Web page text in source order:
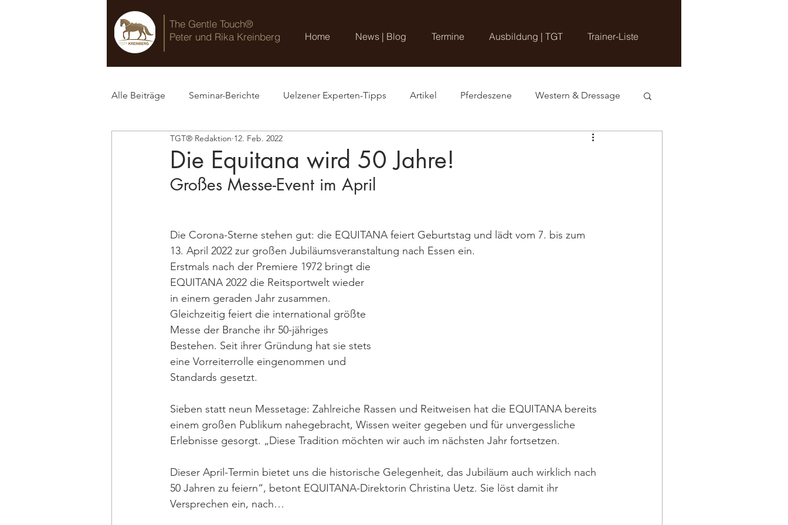
The Gentle Touch®
Peter und Rika Kreinberg
Home News | Blog Termine Ausbildung | TGT Trainer-Liste
Alle Beiträge Seminar-Berichte Uelzener Experten-Tipps Artikel Pferdeszene Western & Dressage
TGT® Blog
Die Equitana wird 50 Jahre!
TGT® Redaktion 12. Feb. 2022
Großes Messe-Event im April
Die Corona-Sterne stehen gut: die EQUITANA feiert Geburtstag und lädt vom 7. bis zum
13. April 2022 zur großen Jubiläumsveranstaltung nach Essen ein.
Erstmals nach der Premiere 1972 bringt die
EQUITANA 2022 die Reitsportwelt wieder
in einem geraden Jahr zusammen.
Gleichzeitig feiert die international größte
Messe der Branche ihr 50-jähriges
Bestehen. Seit ihrer Gründung hat sie stets
eine Vorreiterrolle eingenommen und
Standards gesetzt.
Sieben statt neun Messetage: Zahlreiche Rassen und Reitweisen hat die EQUITANA bereits
einem großen Publikum nahegebracht, Wissen weiter gegeben und für unvergessliche
Erlebnisse gesorgt. „Diese Tradition möchten wir auch im nächsten Jahr fortsetzen.
Dieser April-Termin bietet uns die historische Gelegenheit, das Jubiläum auch wirklich nach
50 Jahren zu feiern“, betont EQUITANA-Direktorin Christina Uetz. Sie löst damit ihr
Versprechen ein, nach…